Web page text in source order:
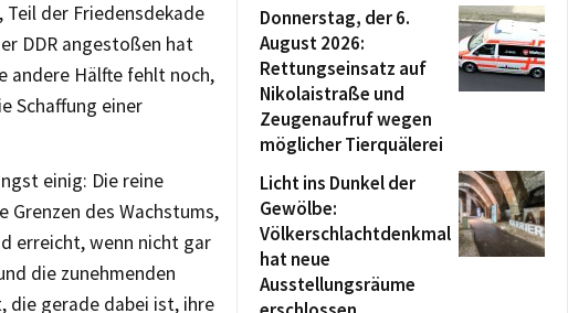
der Friedensdekade
DDR angestoßen hat
andere Hälfte fehlt noch,
Schaffung einer
einig: Die reine
des Wachstums,
erreicht, wenn nicht gar
die zunehmenden
die gerade dabei ist, ihre
Donnerstag, der 6.
August 2026:
Rettungseinsatz auf
Nikolaistraße und
Zeugenaufruf wegen
möglicher Tierquälerei
Licht ins Dunkel der
Gewölbe:
Völkerschlachtdenkmal
hat neue
Ausstellungsräume